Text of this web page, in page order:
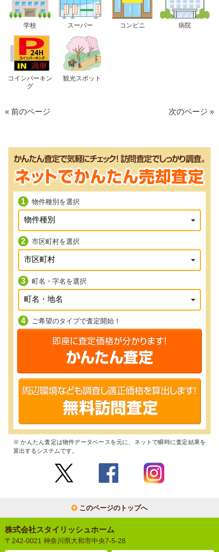
学校 スーパー コンビニ 病院
コインパーキン
グ
観光スポット
« 前のページ 次のページ »
物件種別を選択
市区町村を選択
町名・字名を選択
ご希望のタイプで査定開始！
※ かんたん査定は物件データベースを元に、ネットで瞬時に査定結果を
算出するシステムです。
このページのトップへ
株式会社スタイリッシュホーム
〒242-0021 神奈川県大和市中央7-5-28